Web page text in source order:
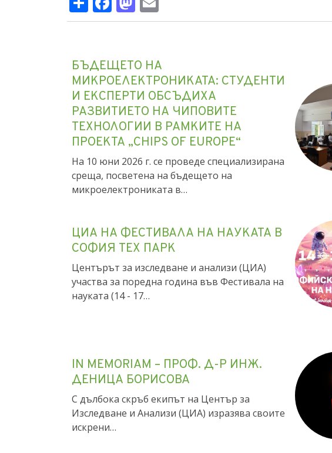
Виж повечеabout Важно
ShareFacebook
Mastodon
Email
БЪДЕЩЕТО НА
МИКРОЕЛЕКТРОНИКАТА: СТУДЕНТИ
И ЕКСПЕРТИ ОБСЪДИХА
РАЗВИТИЕТО НА ЧИПОВИТЕ
ТЕХНОЛОГИИ В РАМКИТЕ НА
ПРОЕКТА „CHIPS OF EUROPE“
На 10 юни 2026 г. се проведе специализирана
ЦИА НА ФЕСТИВАЛА НА НАУКАТА В
СОФИЯ ТЕХ ПАРК
Центърът за изследване и анализи (ЦИА)
IN MEMORIAM – ПРОФ. Д-Р ИНЖ.
ДЕНИЦА БОРИСОВА
С дълбока скръб екипът на Център за